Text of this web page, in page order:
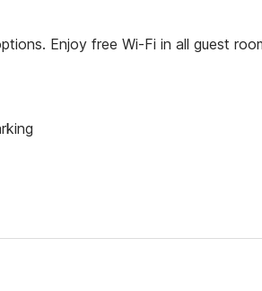
Enjoy free Wi-Fi in all guest